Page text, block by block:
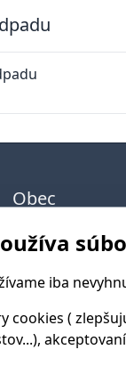
Obec
Súčasnosť
Mapy obce a
Samospráva
Starosta
iba
cookies (